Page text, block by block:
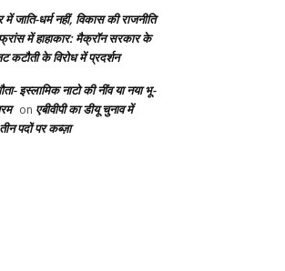
जाति-धर्म नहीं, विकास की राजनीति
फ्रांस में हाहाकार: मैक्रॉन सरकार के
के विरोध में प्रदर्शन
इस्लामिक नाटो की नींव या नया भू-
on एबीवीपी का डीयू चुनाव में
पदों पर कब्ज़ा